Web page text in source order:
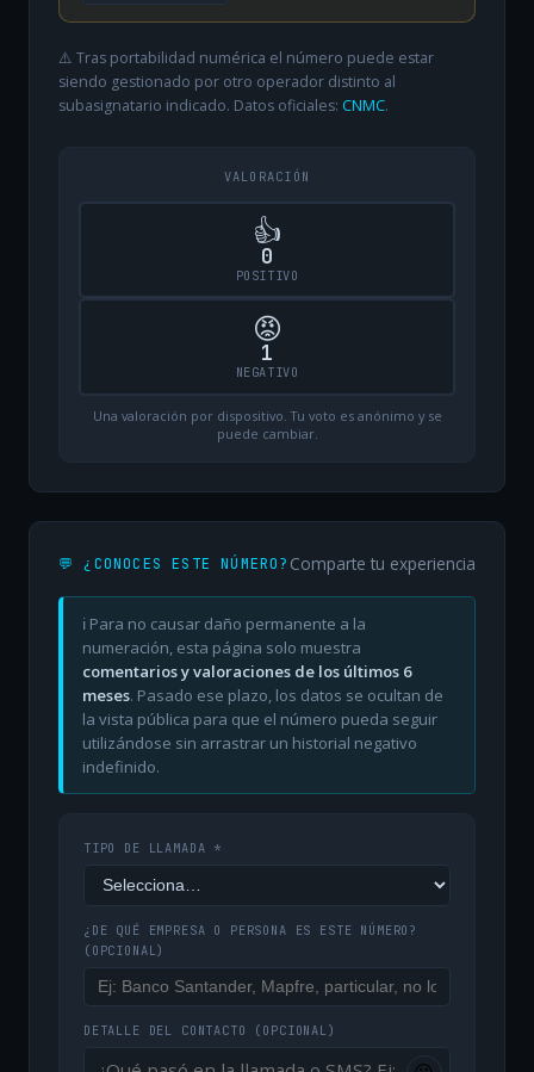
⚠️ Tras portabilidad numérica el número puede estar
siendo gestionado por otro operador distinto al
subasignatario indicado. Datos oficiales: CNMC.
VALORACIÓN
👍
0
POSITIVO
😡
1
NEGATIVO
Una valoración por dispositivo. Tu voto es anónimo y se
puede cambiar.
💬 ¿CONOCES ESTE NÚMERO? Comparte tu experiencia
ℹ️ Para no causar daño permanente a la
numeración, esta página solo muestra
comentarios y valoraciones de los últimos 6
meses. Pasado ese plazo, los datos se ocultan de
la vista pública para que el número pueda seguir
utilizándose sin arrastrar un historial negativo
indefinido.
TIPO DE LLAMADA *
¿DE QUÉ EMPRESA O PERSONA ES ESTE NÚMERO?
(OPCIONAL)
DETALLE DEL CONTACTO (OPCIONAL)